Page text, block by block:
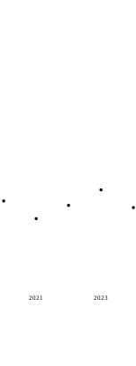
2021 2023